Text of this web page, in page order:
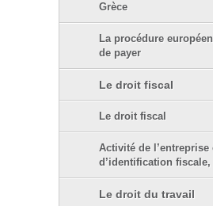
Grèce
La procédure
de payer
Le droit fiscal
Le droit fiscal
Activité de l’entreprise
d’identification fiscale,
Le droit du travail